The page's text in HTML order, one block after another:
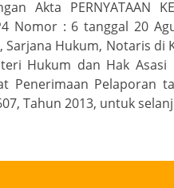
Akta PERNYATAAN
Nomor : 6 tanggal 20
Sarjana Hukum, Notaris
Hukum dan Hak
Penerimaan Pelaporan
Tahun 2013, untuk